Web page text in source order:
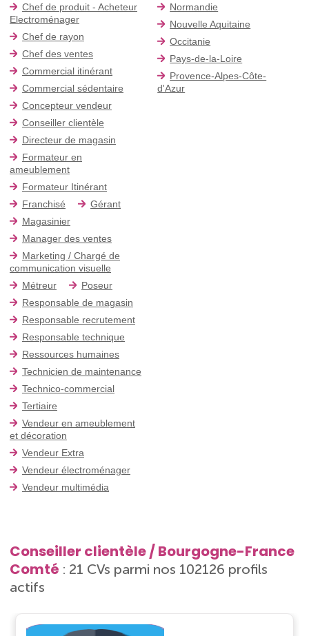
Chef de produit - Acheteur
Electroménager
Chef de rayon
Chef des ventes
Commercial itinérant
Commercial sédentaire
Concepteur vendeur
Conseiller clientèle
Directeur de magasin
Formateur en
ameublement
Formateur Itinérant
Franchisé
Gérant
Magasinier
Manager des ventes
Marketing / Chargé de
communication visuelle
Métreur
Poseur
Responsable de magasin
Responsable recrutement
Responsable technique
Ressources humaines
Technicien de maintenance
Technico-commercial
Tertiaire
Vendeur en ameublement
et décoration
Vendeur Extra
Vendeur électroménager
Vendeur multimédia
Normandie
Nouvelle Aquitaine
Occitanie
Pays-de-la-Loire
Provence-Alpes-Côte-
d'Azur
Conseiller clientèle / Bourgogne-France
Comté : 21 CVs parmi nos 102126 profils
actifs